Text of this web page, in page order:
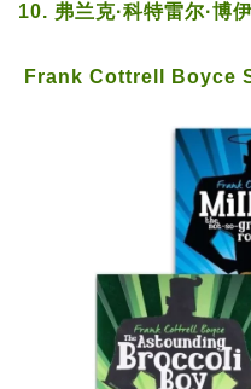
10. 弗兰克·科特雷尔·博
Frank Cottrell Boyce